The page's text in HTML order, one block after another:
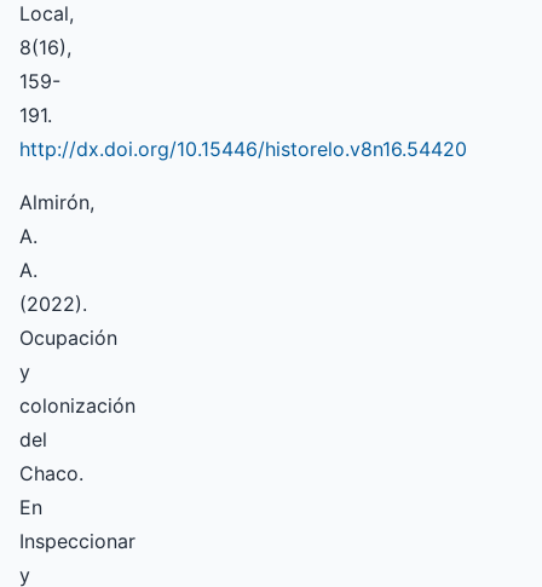
Local,
8(16),
159-
191.
http://dx.doi.org/10.15446/historelo.v8n16.54420
Almirón,
A.
A.
(2022).
Ocupación
y
colonización
del
Chaco.
En
Inspeccionar
y